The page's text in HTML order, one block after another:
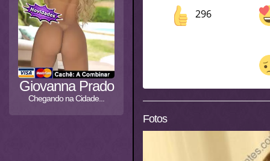
Giovanna Prado
Chegando na Cidade...
296
Fotos